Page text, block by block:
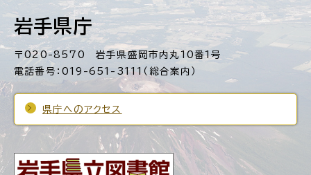
岩手県庁
〒020-8570 岩手県盛岡市内丸10番1号
電話番号：019-651-3111（総合案内）
県庁へのアクセス